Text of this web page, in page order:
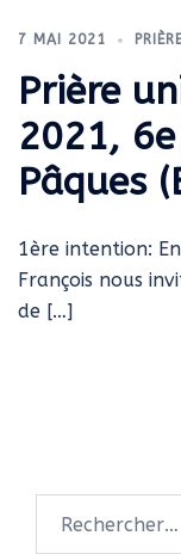
7 MAI 2021
Prière
2021,
Pâques
1ère intention:
François nous
de […]